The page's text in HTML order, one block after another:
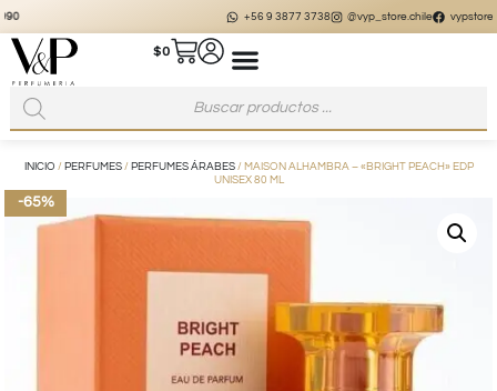
@vyp_store.chile vypstore.cl
$0
INICIO / PERFUMES/ PERFUMES ÁRABES/ MAISON ALHAMBRA – «BRIGHT PEACH» EDP
UNISEX 80 ML
-65%